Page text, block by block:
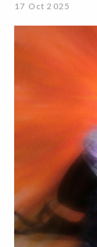
17 Oct 2025